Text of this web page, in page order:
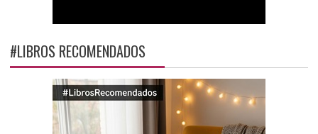
#LIBROS RECOMENDADOS